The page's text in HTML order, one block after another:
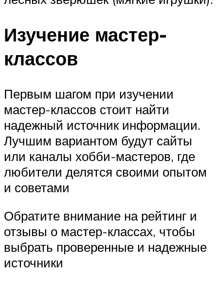
Изучение мастер-
классов
Первым шагом при изучении
мастер-классов стоит найти
надежный источник информации.
Лучшим вариантом будут сайты
или каналы хобби-мастеров, где
любители делятся своими опытом
и советами
Обратите внимание на рейтинг и
отзывы о мастер-классах, чтобы
выбрать проверенные и надежные
источники